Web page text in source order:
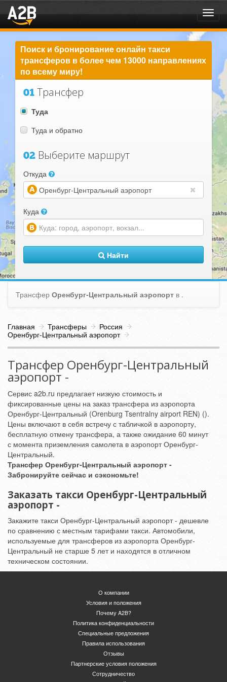
Поиск и бронирование онлайн такси
трансферов в более чем 13000 направлениях
по всему миру!
01 Трансфер
Туда
Туда и обратно
02 Выберите маршрут
Откуда
Куда
Найти
Главная Трансферы
Россия
Оренбург-Центральный аэропорт
Трансфер Оренбург-Центральный
аэропорт -
Сервис a2b.ru предлагает низкую стоимость и
фиксированные цены на заказ трансфера из аэропорта
Оренбург-Центральный (Orenburg Tsentralny airport REN) ().
Цены включают в себя встречу с табличкой в аэропорту,
бесплатную отмену трансфера, а также ожидание 60 минут
с момента приземления самолета в аэропорт Оренбург-
Центральный.
Трансфер Оренбург-Центральный аэропорт -
Забронируйте сейчас и сэкономьте!
Заказать такси Оренбург-Центральный
аэропорт -
Закажите такси Оренбург-Центральный аэропорт - дешевле
по сравнению с местным тарифами такси. Автомобили,
используемые для трансферов из аэропорта Оренбург-
Центральный не старше 5 лет и находятся в отличном
техническом состоянии.
Трансфер Оренбург-Центральный аэропорт в .
О компании
Условия и положения
Почему A2B?
Политика конфиденциальности
Специальные предложения
Правила использования
Отзывы
Партнерские условия положения
Сотрудничество